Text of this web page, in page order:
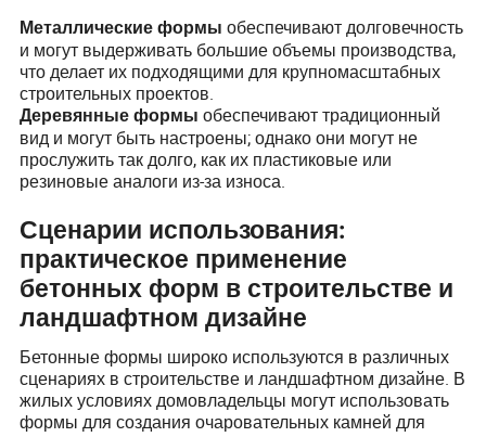
Металлические формы обеспечивают долговечность
и могут выдерживать большие объемы производства,
что делает их подходящими для крупномасштабных
строительных проектов.
Деревянные формы обеспечивают традиционный
вид и могут быть настроены; однако они могут не
прослужить так долго, как их пластиковые или
резиновые аналоги из-за износа.
Сценарии использования:
практическое применение
бетонных форм в строительстве и
ландшафтном дизайне
Бетонные формы широко используются в различных
сценариях в строительстве и ландшафтном дизайне. В
жилых условиях домовладельцы могут использовать
формы для создания очаровательных камней для